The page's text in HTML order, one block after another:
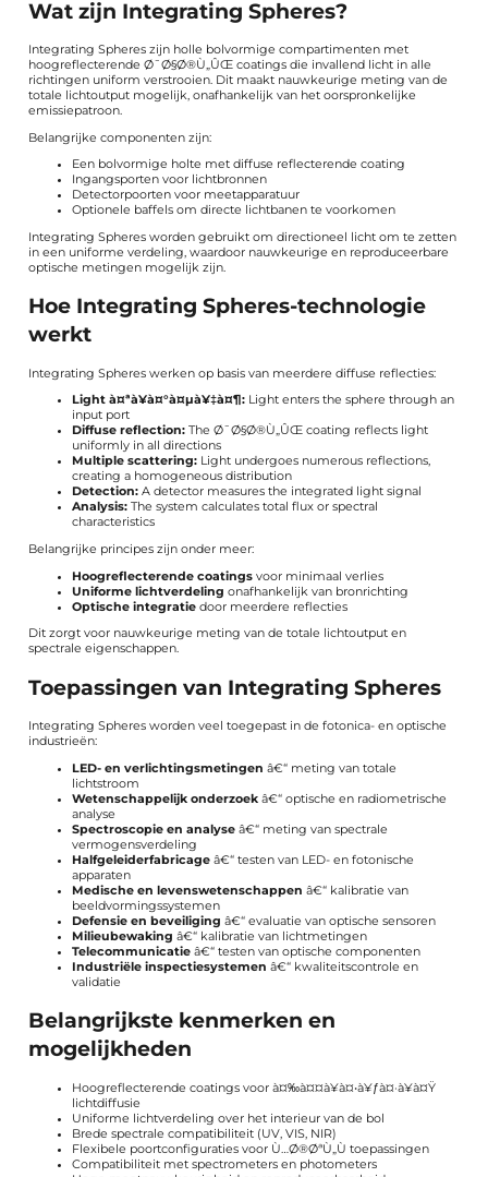
Wat zijn Integrating Spheres?
Integrating Spheres zijn holle bolvormige compartimenten met
hoogreflecterende Ø¯Ø§Ø®Ù„ÛŒ coatings die invallend licht in alle
richtingen uniform verstrooien. Dit maakt nauwkeurige meting van de
totale lichtoutput mogelijk, onafhankelijk van het oorspronkelijke
emissiepatroon.
Belangrijke componenten zijn:
Een bolvormige holte met diffuse reflecterende coating
Ingangsporten voor lichtbronnen
Detectorpoorten voor meetapparatuur
Optionele baffels om directe lichtbanen te voorkomen
Integrating Spheres worden gebruikt om directioneel licht om te zetten
in een uniforme verdeling, waardoor nauwkeurige en reproduceerbare
optische metingen mogelijk zijn.
Hoe Integrating Spheres-technologie
werkt
Integrating Spheres werken op basis van meerdere diffuse reflecties:
Light à¤ªà¥à¤°à¤µà¥‡à¤¶:Light enters the sphere through an
input port
Diffuse reflection:The Ø¯Ø§Ø®Ù„ÛŒ coating reflects light
uniformly in all directions
Multiple scattering:Light undergoes numerous reflections,
creating a homogeneous distribution
Detection:A detector measures the integrated light signal
Analysis:The system calculates total flux or spectral
characteristics
Belangrijke principes zijn onder meer:
Hoogreflecterende coatingsvoor minimaal verlies
Uniforme lichtverdeling onafhankelijk van bronrichting
Optische integratiedoor meerdere reflecties
Dit zorgt voor nauwkeurige meting van de totale lichtoutput en
spectrale eigenschappen.
Toepassingen van Integrating Spheres
Integrating Spheres worden veel toegepast in de fotonica- en optische
industrieën:
LED- en verlichtingsmetingen â€“ meting van totale
lichtstroom
Wetenschappelijk onderzoekâ€“ optische en radiometrische
analyse
Spectroscopie en analyseâ€“ meting van spectrale
vermogensverdeling
Halfgeleiderfabricageâ€“ testen van LED- en fotonische
apparaten
Medische en levenswetenschappen â€“ kalibratie van
beeldvormingssystemen
Defensie en beveiliging â€“ evaluatie van optische sensoren
Milieubewaking â€“ kalibratie van lichtmetingen
Telecommunicatieâ€“ testen van optische componenten
Industriële inspectiesystemen â€“ kwaliteitscontrole en
validatie
Belangrijkste kenmerken en
mogelijkheden
Hoogreflecterende coatings voor à¤‰à¤¤à¥à¤•à¥ƒà¤·à¥à¤Ÿ
lichtdiffusie
Uniforme lichtverdeling over het interieur van de bol
Brede spectrale compatibiliteit (UV, VIS, NIR)
Flexibele poortconfiguraties voor Ù…Ø®ØªÙ„Ù toepassingen
Compatibiliteit met spectrometers en photometers